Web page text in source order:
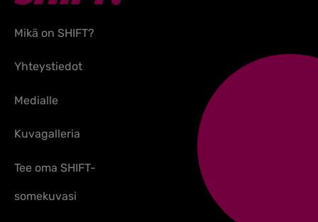
Mikä on SHIFT?
Yhteystiedot
Medialle
Kuvagalleria
Tee oma SHIFT-
somekuvasi